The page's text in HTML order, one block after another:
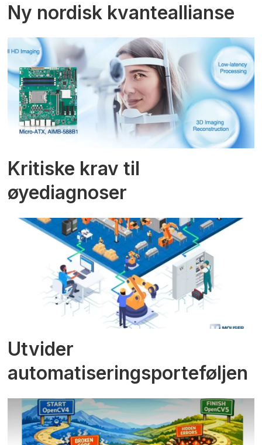
Ny nordisk kvanteallianse
Kritiske krav til
øyediagnoser
Utvider
automatiseringsporteføljen